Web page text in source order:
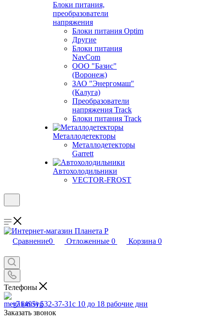
Блоки питания,
преобразователи
напряжения
Блоки питания Optim
Другие
Блоки питания
NavCom
ООО "Базис"
(Воронеж)
ЗАО "Энергомаш"
(Калуга)
Преобразователи
напряжения Track
Блоки питания Track
Металлодетекторы
Металлодетекторы
Garrett
Автохолодильники
VECTOR-FROST
Сравнение0 Отложенные 0 Корзина 0
Телефоны
+7 (495) 532-37-31с 10 до 18 рабочие дни
Заказать звонок